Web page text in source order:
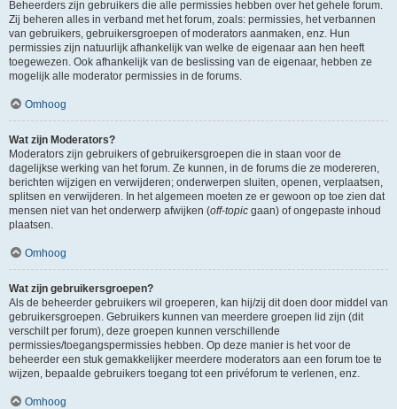
Beheerders zijn gebruikers die alle permissies hebben over het gehele forum.
Zij beheren alles in verband met het forum, zoals: permissies, het verbannen
van gebruikers, gebruikersgroepen of moderators aanmaken, enz. Hun
permissies zijn natuurlijk afhankelijk van welke de eigenaar aan hen heeft
toegewezen. Ook afhankelijk van de beslissing van de eigenaar, hebben ze
mogelijk alle moderator permissies in de forums.
Omhoog
Wat zijn Moderators?
Moderators zijn gebruikers of gebruikersgroepen die in staan voor de
dagelijkse werking van het forum. Ze kunnen, in de forums die ze modereren,
berichten wijzigen en verwijderen; onderwerpen sluiten, openen, verplaatsen,
splitsen en verwijderen. In het algemeen moeten ze er gewoon op toe zien dat
mensen niet van het onderwerp afwijken (off-topic gaan) of ongepaste inhoud
plaatsen.
Omhoog
Wat zijn gebruikersgroepen?
Als de beheerder gebruikers wil groeperen, kan hij/zij dit doen door middel van
gebruikersgroepen. Gebruikers kunnen van meerdere groepen lid zijn (dit
verschilt per forum), deze groepen kunnen verschillende
permissies/toegangspermissies hebben. Op deze manier is het voor de
beheerder een stuk gemakkelijker meerdere moderators aan een forum toe te
wijzen, bepaalde gebruikers toegang tot een privéforum te verlenen, enz.
Omhoog